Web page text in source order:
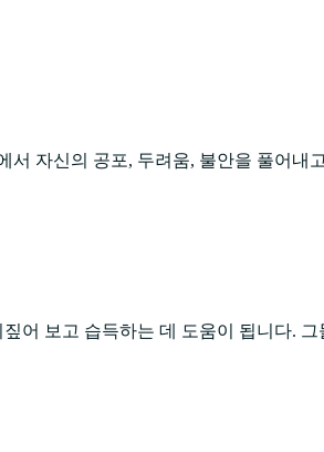
자신의 공포, 두려움, 불안을 풀어내
어 보고 습득하는 데 도움이 됩니다. 그